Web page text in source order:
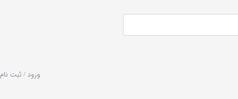
ورود / ثبت نام